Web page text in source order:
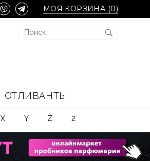
МОЯ КОРЗИНА (0)
ОТЛИВАНТЫ
X Y Z 2